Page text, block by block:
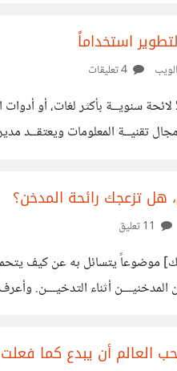
استخداماً
هل تزعجك رائحة المدخن؟
يتسائل به عن كيف يتحمل
أثناء التدخيـــن.
العالم أن يبدع كما